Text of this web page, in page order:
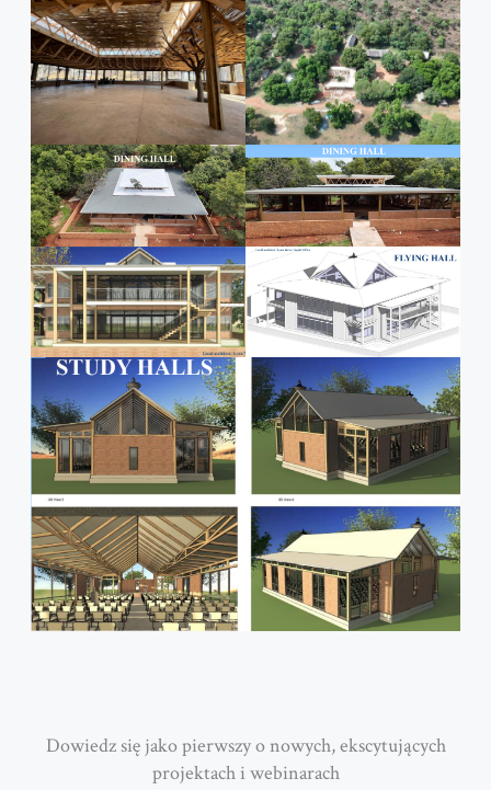
Dowiedz się jako pierwszy o nowych, ekscytujących
projektach i webinarach